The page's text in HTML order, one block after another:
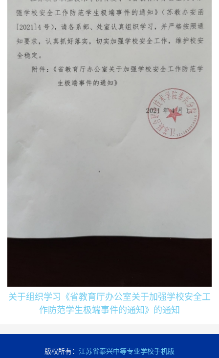
关于组织学习《省教育厅办公室关于加强学校安全工
作防范学生极端事件的通知》的通知
版权所有： 江苏省泰兴中等专业学校手机版